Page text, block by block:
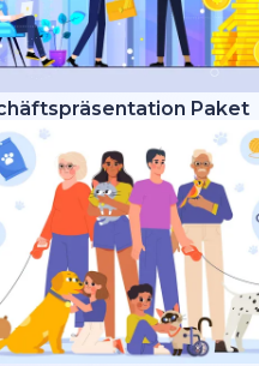
Paket